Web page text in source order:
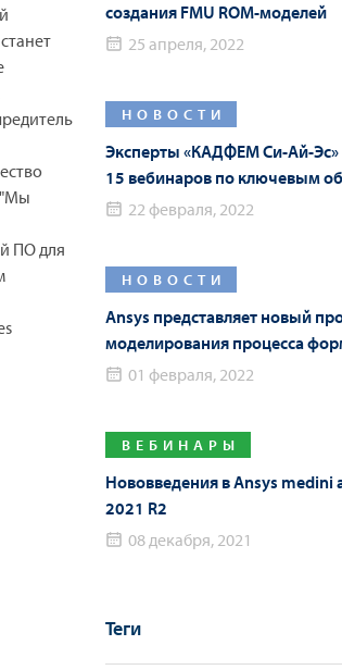
"Мы
ПО для
создания FMU ROM-моделей
25 апреля, 2022
НОВОСТИ
Эксперты «КАДФЕМ Си-Ай-Эс»
15 вебинаров по ключевым
2022 R1 в рамках Форума Ansys
22 февраля, 2022
НОВОСТИ
Ansys представляет новый
моделирования процесса
Ansys Connect в новой версии
01 февраля, 2022
ВЕБИНАРЫ
Нововведения в Ansys medini
2021 R2
08 декабря, 2021
Теги